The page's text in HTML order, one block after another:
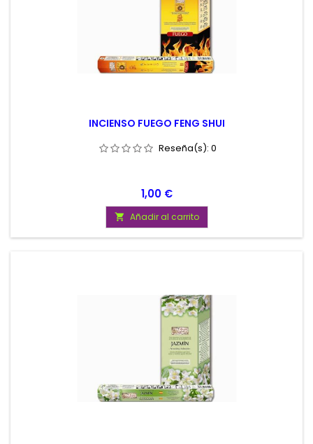
INCIENSO FUEGO FENG SHUI
Reseña(s): 0
Precio
1,00 €
 Añadir al carrito